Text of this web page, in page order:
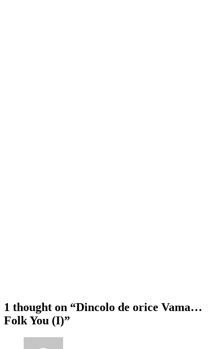
1 thought on “Dincolo de orice Vama…
Folk You (I)”